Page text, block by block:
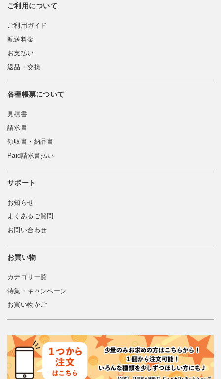
ご利用について
ご利用ガイド
配送料金
お支払い
返品・交換
各種帳票について
見積書
請求書
領収書・納品書
Paid請求書払い
サポート
お知らせ
よくあるご質問
お問い合わせ
お買い物
カテゴリ一覧
特集・キャンペーン
お買い物かご